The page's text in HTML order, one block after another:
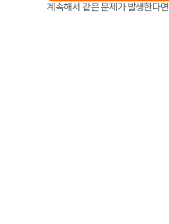
계속해서 같은 문제가 발생한다면